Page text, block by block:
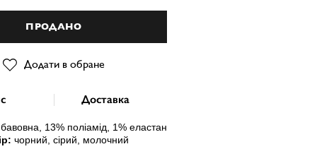
ПРОДАНО
Додати в обране
Доставка
13% поліамід, 1% еластан
чорний, сірий, молочний